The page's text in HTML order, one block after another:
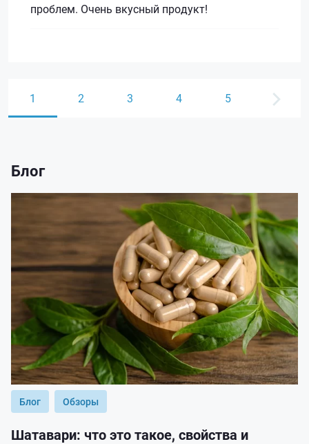
проблем. Очень вкусный продукт!
1 2 3 4 5
Блог
Блог Обзоры
Шатавари: что это такое, свойства и